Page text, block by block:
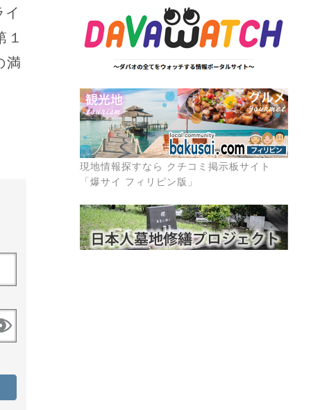
１
満
現地情報探すなら クチコミ掲示板サイト
「爆サイ フィリピン版」